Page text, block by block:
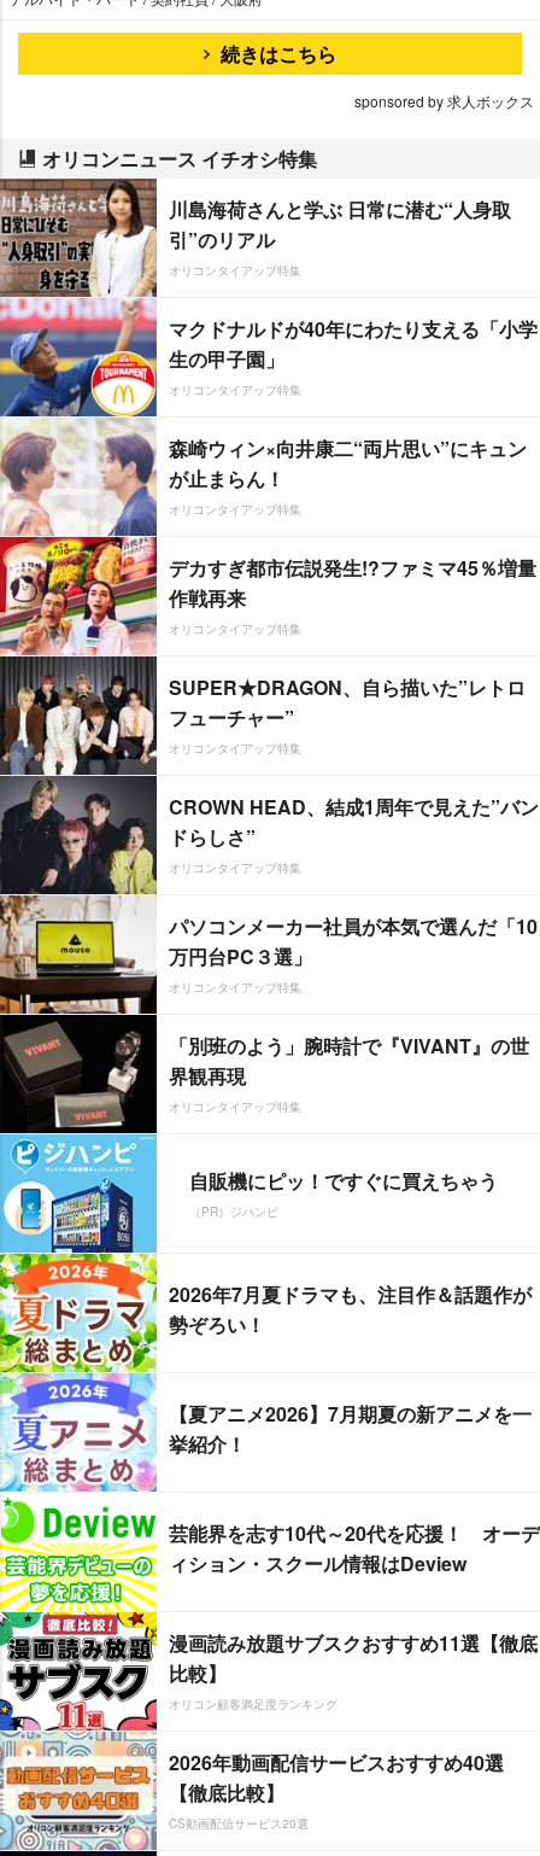
続きはこちら
sponsored by 求人ボックス
オリコンニュース イチオシ特集
川島海荷さんと学ぶ 日常に潜む“人身取
引”のリアル
オリコンタイアップ特集
マクドナルドが40年にわたり支える「小学
生の甲子園」
オリコンタイアップ特集
森崎ウィン×向井康二“両片思い”にキュン
が止まらん！
オリコンタイアップ特集
デカすぎ都市伝説発生!?ファミマ45％増量
作戦再来
オリコンタイアップ特集
SUPER★DRAGON、自ら描いた”レトロ
フューチャー”
オリコンタイアップ特集
CROWN HEAD、結成1周年で見えた”バン
ドらしさ”
オリコンタイアップ特集
パソコンメーカー社員が本気で選んだ「10
万円台PC３選」
オリコンタイアップ特集
「別班のよう」腕時計で『VIVANT』の世
界観再現
オリコンタイアップ特集
自販機にピッ！ですぐに買えちゃう
（PR）ジハンピ
2026年7月夏ドラマも、注目作＆話題作が
勢ぞろい！
【夏アニメ2026】7月期夏の新アニメを一
挙紹介！
芸能界を志す10代～20代を応援！ オーデ
ィション・スクール情報はDeview
漫画読み放題サブスクおすすめ11選【徹底
比較】
オリコン顧客満足度ランキング
2026年動画配信サービスおすすめ40選
【徹底比較】
CS動画配信サービス20選